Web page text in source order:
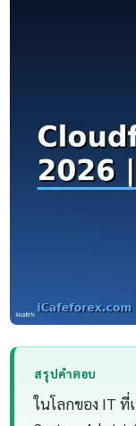
สรุปคำตอบ
ในโลกของ IT ที่